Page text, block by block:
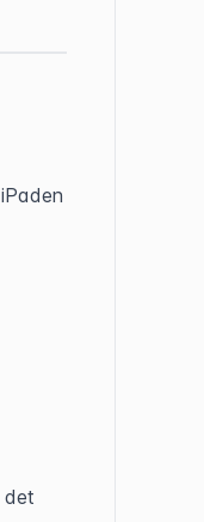
det